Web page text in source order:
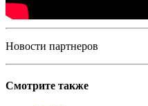
Новости партнеров
Смотрите также